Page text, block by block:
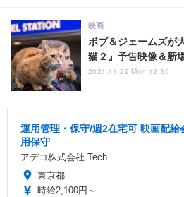
ボブ＆ジェームズが
猫２』予告映像＆新
映画
2021.11.29 Mon 12:30
運用管理・保守/週2在宅可 映画配給
用保守
アデコ株式会社 Tech
東京都
時給2,100円～